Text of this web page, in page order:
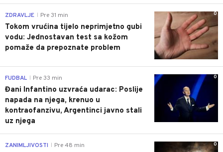
0
ZDRAVLJE Pre 31 min
Tokom vrućina tijelo neprimjetno gubi
vodu: Jednostavan test sa kožom
pomaže da prepoznate problem
0
FUDBAL Pre 33 min
Đani Infantino uzvraća udarac: Poslije
napada na njega, krenuo u
kontraofanzivu, Argentinci javno stali
uz njega
0
ZANIMLJIVOSTI Pre 48 min